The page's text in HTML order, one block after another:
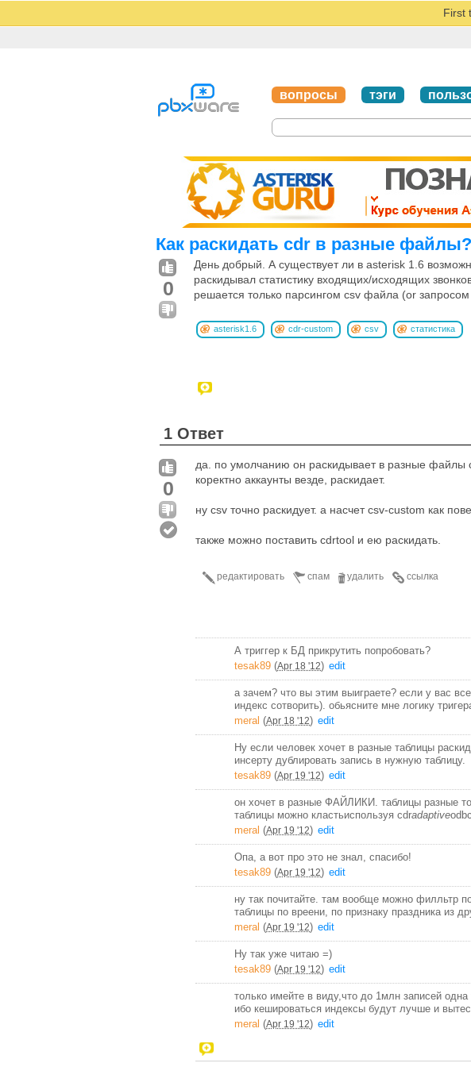
First
вопросы тэги
Как раскидать cdr в разные файлы?
0
День добрый. А существует ли в asterisk 1.6
раскидывал статистику входящих/исходящих
решается только парсингом csv файла (or
asterisk1.6 cdr-custom csv
статистика
1 Ответ
0
да. по умолчанию он раскидывает в разные файлы
коректно аккаунты везде, раскидает.
ну csv точно раскидует. а насчет csv-custom как
также можно поставить cdrtool и ею раскидать.
ссылка
удалить
спам
редактировать
А триггер к БД прикрутить попробовать?
tesak89 (Apr 18 '12) edit
а зачем? что вы этим выиграете? если у вас
индекс сотворить). обьясните мне логику
meral (Apr 18 '12) edit
Ну если человек хочет в разные таблицы
инсерту дублировать запись в нужную таблицу.
tesak89 (Apr 19 '12) edit
он хочет в разные ФАЙЛИКИ. таблицы разные
таблицы можно кластьиспользуя cdradaptive
meral (Apr 19 '12) edit
Опа, а вот про это не знал, спасибо!
tesak89 (Apr 19 '12) edit
ну так почитайте. там вообще можно филльтр
таблицы по вреени, по признаку праздника из
meral (Apr 19 '12) edit
Ну так уже читаю =)
tesak89 (Apr 19 '12) edit
только имейте в виду,что до 1млн записей
ибо кешироваться индексы будут лучше и
meral (Apr 19 '12) edit